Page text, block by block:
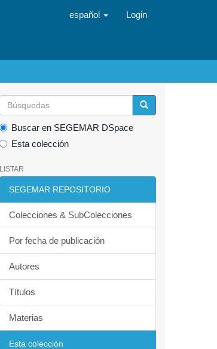
español Login
Buscar en SEGEMAR DSpace
Esta colección
LISTAR
SEGEMAR REPOSITORIO
Colecciones & SubColecciones
Por fecha de publicación
Autores
Títulos
Materias
Esta colección